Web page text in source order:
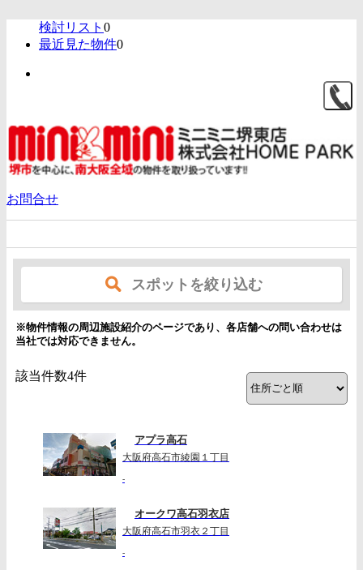
検討リスト 0
最近見た物件0
お問合せ
スポットを絞り込む
※物件情報の周辺施設紹介のページであり、各店舗への問い合わせは
当社では対応できません。
該当件数4件
アプラ高石
大阪府高石市綾園１丁目
-
オークワ高石羽衣店
大阪府高石市羽衣２丁目
-